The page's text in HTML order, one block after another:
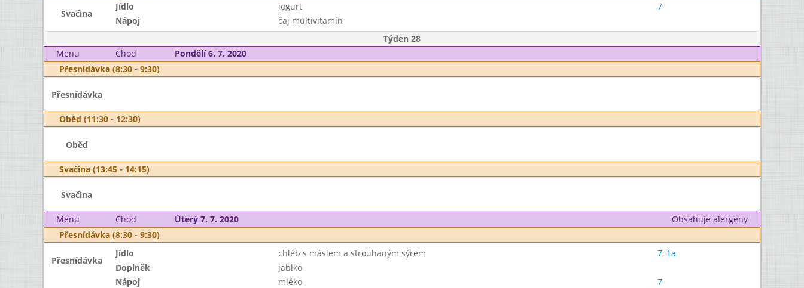
Svačina
Jídlo jogurt
7
Nápoj
čaj multivitamín
Týden 28
Menu
Chod
Pondělí 6. 7. 2020
Přesnídávka (8:30 - 9:30)
Přesnídávka
Oběd (11:30 - 12:30)
Oběd
Svačina (13:45 - 14:15)
Svačina
Menu Chod Úterý 7. 7. 2020
Obsahuje alergeny
Přesnídávka (8:30 - 9:30)
Přesnídávka
Jídlo chléb s máslem a strouhaným sýrem 7, 1a
Doplněk
jablko
Nápoj
mléko
7